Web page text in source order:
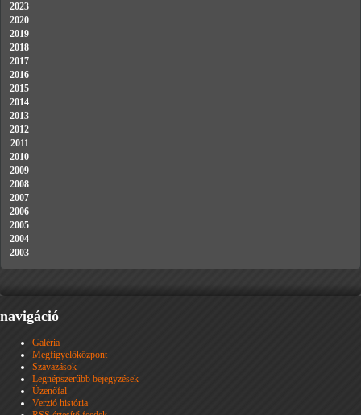
2023
2020
2019
2018
2017
2016
2015
2014
2013
2012
2011
2010
2009
2008
2007
2006
2005
2004
2003
navigáció
Galéria
Megfigyelőközpont
Szavazások
Legnépszerűbb bejegyzések
Üzenőfal
Verzió história